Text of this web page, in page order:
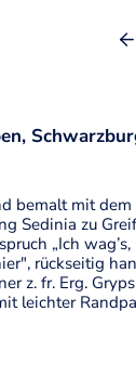
bemalt mit
Sedinia zu
„Ich wag’s,
rückseitig
z. fr. Erg.
leichter